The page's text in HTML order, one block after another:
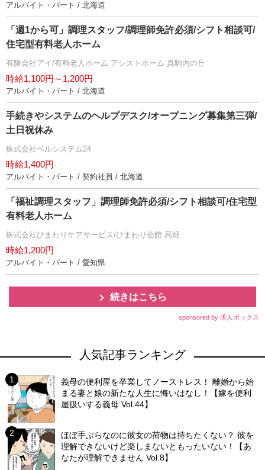
アルバイト・パート / 北海道
「週1から可」調理スタッフ/調理師免許必須/シフト相談可/
住宅型有料老人ホーム
有限会社アイ/有料老人ホーム アシストホーム 真駒内の丘
時給1,100円～1,200円
アルバイト・パート / 北海道
手続きやシステムのヘルプデスク/オープニング募集第三弾/
土日祝休み
株式会社ベルシステム24
時給1,400円
アルバイト・パート / 契約社員 / 北海道
「福祉調理スタッフ」調理師免許必須/シフト相談可/住宅型
有料老人ホーム
株式会社ひまわりケアサービス/ひまわり会館 高畑
時給1,200円
アルバイト・パート / 愛知県
続きはこちら
sponsored by 求人ボックス
人気記事ランキング
義母の便利屋を卒業してノーストレス！ 離婚から始
まる妻と娘の新たな人生に悔いはなし！【嫁を便利
屋扱いする義母 Vol.44】
ほぼ手ぶらなのに彼女の荷物は持ちたくない？ 彼を
理解できないけど楽しまないともったいない！【あ
なたが理解できません Vol.8】